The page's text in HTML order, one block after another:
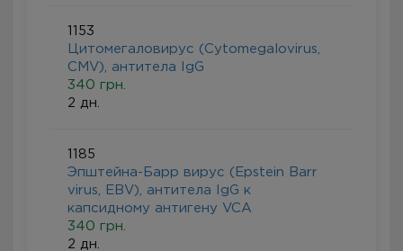
1153
Цитомегаловирус (Cytomegalovirus,
CMV), антитела IgG
340 грн.
2 дн.
1185
Эпштейна-Барр вирус (Epstein Barr
virus, EBV), антитела IgG к
капсидному антигену VCA
340 грн.
2 дн.